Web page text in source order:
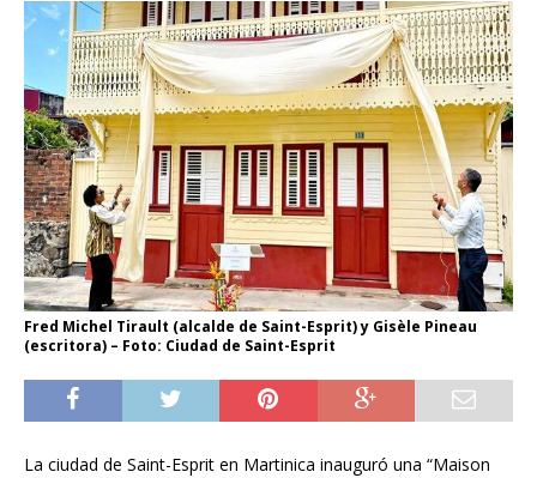
Fred Michel Tirault (alcalde de Saint-Esprit) y Gisèle Pineau
(escritora) – Foto: Ciudad de Saint-Esprit
La ciudad de Saint-Esprit en Martinica inauguró una “Maison